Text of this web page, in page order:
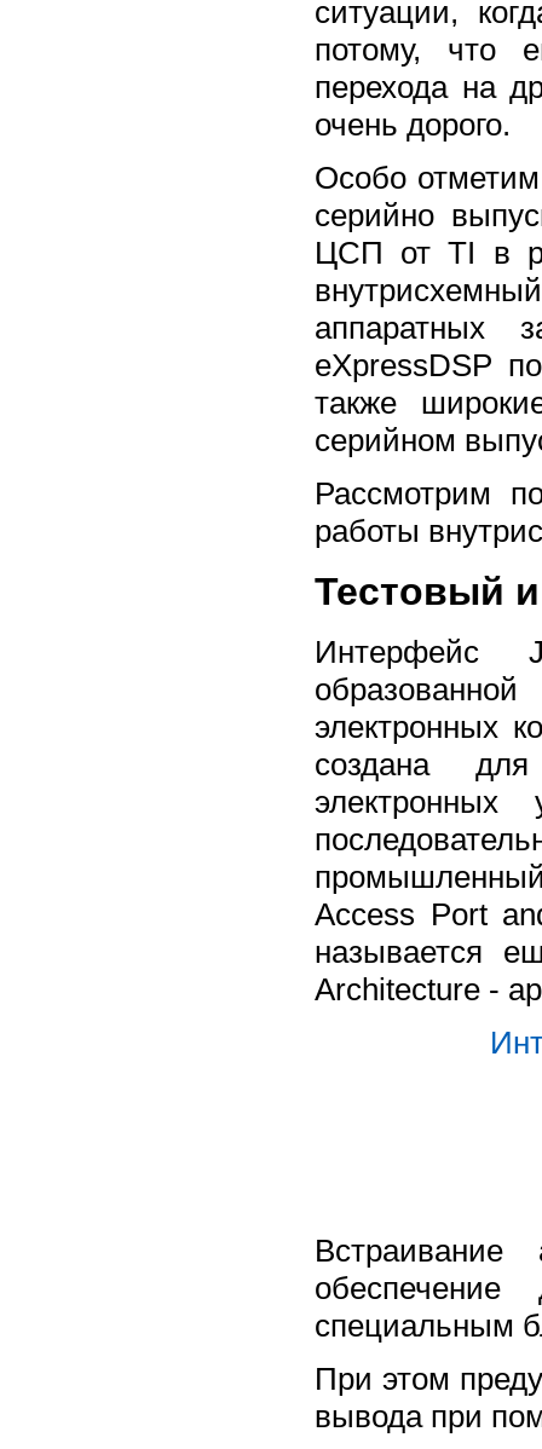
ситуации,
потому, что
перехода на
очень дорого.
Особо
серийно
ЦСП от TI в
аппаратных
eXpressDSP
также
серийном
Рассмотрим
работы
Тестовый
Интерфейс
электронных
создана
электронных
промышленный
Access Port
называется
Architecture -
Встраивание
специальным
При этом
вывода при